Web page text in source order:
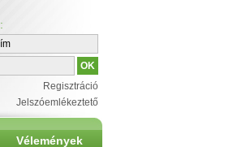
:
Regisztráció
Jelszóemlékeztető
Vélemények